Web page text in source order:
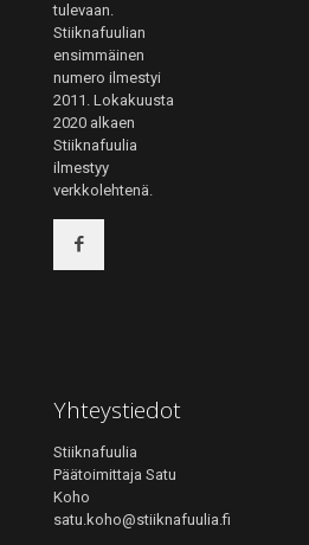
tulevaan.
Stiiknafuulian
ensimmäinen
numero ilmestyi
2011. Lokakuusta
2020 alkaen
Stiiknafuulia
ilmestyy
verkkolehtenä.
Yhteystiedot
Stiiknafuulia
Päätoimittaja Satu
Koho
satu.koho@stiiknafuulia.fi